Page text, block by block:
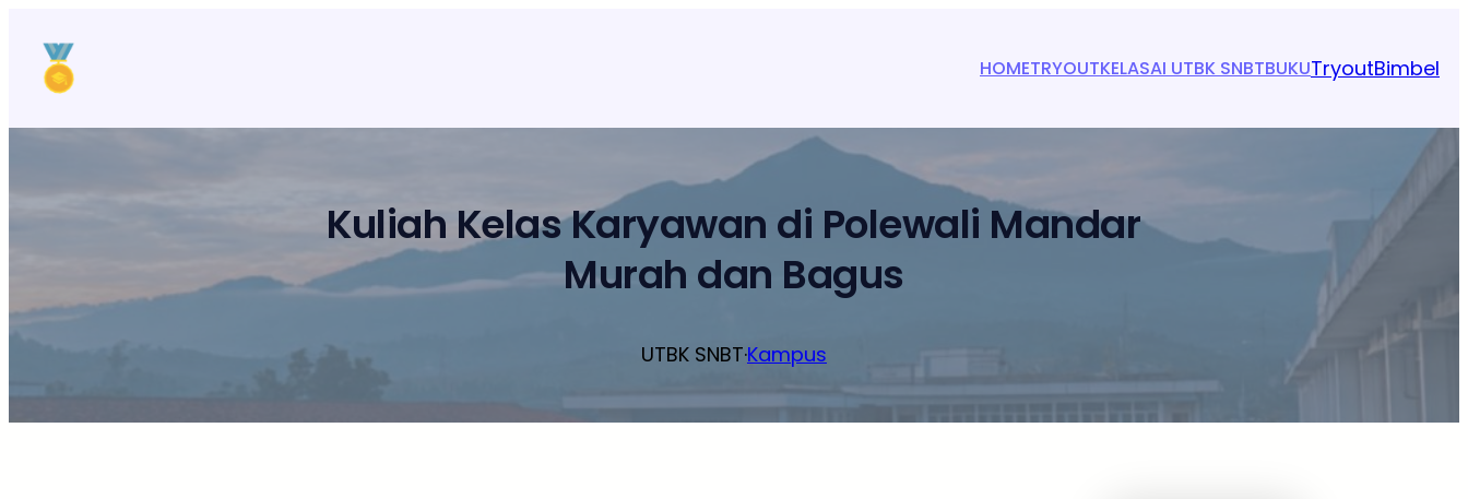
konten
HOMETRYOUTKELASAI UTBK SNBTBUKUTryoutBimbel
Kuliah Kelas Karyawan di Polewali Mandar
Murah dan Bagus
UTBK SNBT·Kampus